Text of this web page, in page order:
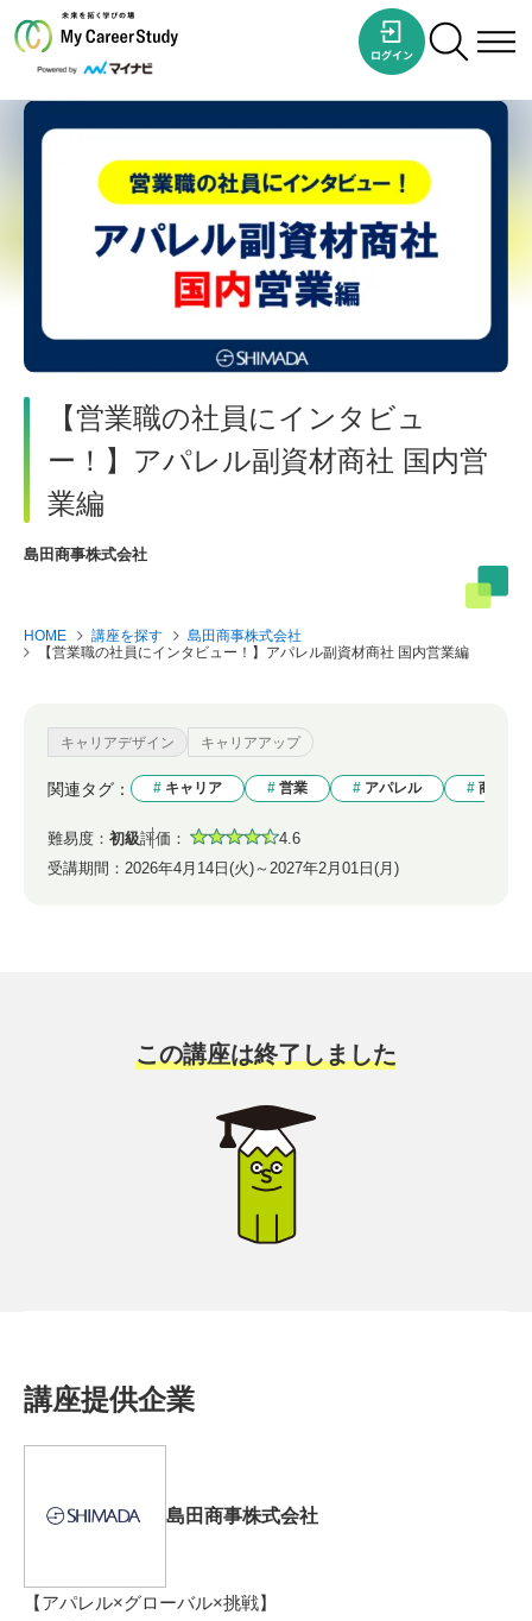
【営業職の社員にインタビュ
ー！】アパレル副資材商社 国内営
業編
島田商事株式会社
HOME 講座を探す
島田商事株式会社
【営業職の社員にインタビュー！】アパレル副資材商社 国内営業編
キャリアデザイン キャリアアップ
関連タグ： キャリア 営業 アパレル 商社
難易度： 初級評価：
4.6
受講期間： 2026年4月14日(火)～2027年2月01日(月)
この講座は終了しました
講座提供企業
島田商事株式会社
【アパレル×グローバル×挑戦】